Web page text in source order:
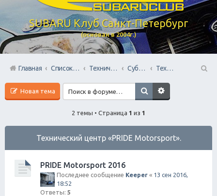
SUBARU Клуб Санкт-Петербург
(основан в 2004г.)
Главная Список форумов Технический раздел Субару Cервисы Санкт-Петербурга
Технический центр «PRIDE Motorsport».
Новая тема
2 темы • Страница 1 из 1
Технический центр «PRIDE Motorsport».
PRIDE Motorsport 2016
Последнее сообщение Keeper « 13 сен 2016,
18:52
Ответы: 5